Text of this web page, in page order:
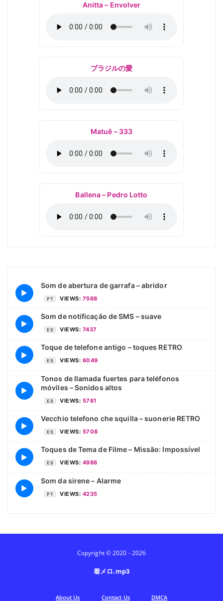
Anitta – Envolver
ブラジルの愛
Matuê – 333
Ballena – Pedro Lotto
▶
Som de abertura de garrafa – abridor
PT VIEWS: 7568
▶
Som de notificação de SMS – suave
ES VIEWS: 7437
▶
Toque de telefone antigo – toques RETRO
ES VIEWS: 6049
▶
Tonos de llamada fuertes para teléfonos
móviles – Sonidos altos
ES VIEWS: 5761
▶
Vecchio telefono che squilla – suonerie RETRO
ES VIEWS: 5708
▶
Toques de Tema de Filme – Missão: Impossível
ES VIEWS: 4988
▶
Som da sirene – Alarme
PT VIEWS: 4235
Copyright © 2020 - 2026
着メロ.mp3
Аbout Us Contact Us DMCA